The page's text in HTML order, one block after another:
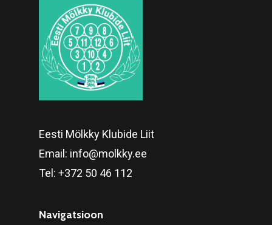
Eesti Mölkky Klubide Liit
Email: info@molkky.ee
Tel: +372 50 46 112
Navigatsioon